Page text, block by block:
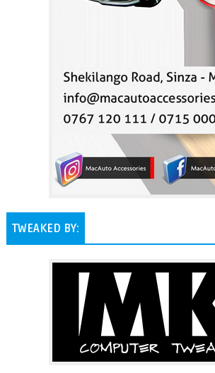
TWEAKED BY: